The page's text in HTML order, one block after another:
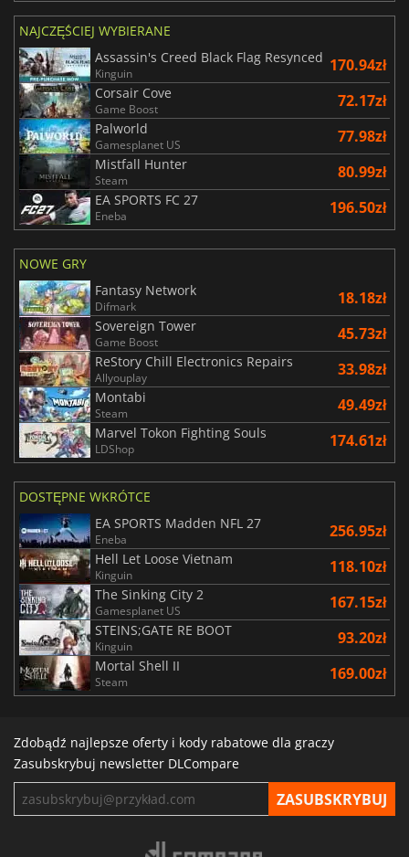
NAJCZĘŚCIEJ WYBIERANE
Assassin's Creed Black Flag Resynced
Kinguin 170.94zł
Corsair Cove
Game Boost 72.17zł
Palworld
Gamesplanet US 77.98zł
Mistfall Hunter
Steam 80.99zł
EA SPORTS FC 27
Eneba 196.50zł
NOWE GRY
Fantasy Network
Difmark 18.18zł
Sovereign Tower
Game Boost 45.73zł
ReStory Chill Electronics Repairs
Allyouplay 33.98zł
Montabi
Steam 49.49zł
Marvel Tokon Fighting Souls
LDShop 174.61zł
DOSTĘPNE WKRÓTCE
EA SPORTS Madden NFL 27
Eneba 256.95zł
Hell Let Loose Vietnam
Kinguin 118.10zł
The Sinking City 2
Gamesplanet US 167.15zł
STEINS;GATE RE BOOT
Kinguin 93.20zł
Mortal Shell II
Steam 169.00zł
Zdobądź najlepsze oferty i kody rabatowe dla graczy
Zasubskrybuj newsletter DLCompare